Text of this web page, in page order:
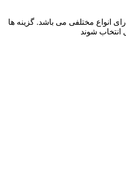
انواع مختلفی می باشد. گزینه ها
شوند